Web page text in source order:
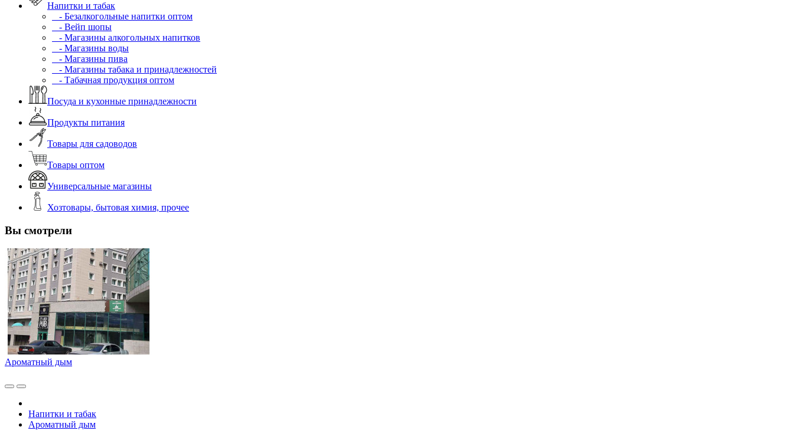
Напитки и табак
- Безалкогольные напитки оптом
- Вейп шопы
- Магазины алкогольных напитков
- Магазины воды
- Магазины пива
- Магазины табака и принадлежностей
- Табачная продукция оптом
Посуда и кухонные принадлежности
Продукты питания
Товары для садоводов
Товары оптом
Универсальные магазины
Хозтовары, бытовая химия, прочее
Вы смотрели
Ароматный дым
Напитки и табак
Ароматный дым